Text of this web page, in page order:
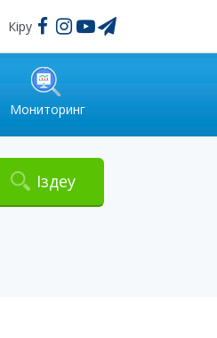
Кіру
Мониторинг
Іздеу